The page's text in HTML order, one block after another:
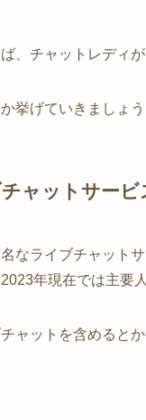
、チャットレディ
挙げていきましょう
ャットサービ
なライブチャット
年現在では主要
ャットを含めると